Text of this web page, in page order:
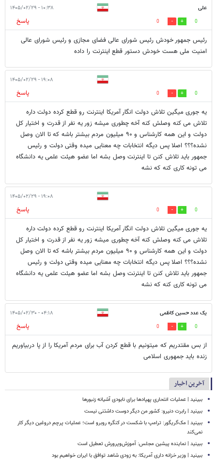
علی ۱۰:۳۸ - ۱۴۰۵/۰۲/۲۹
0
0
پاسخ
رئیس جمهور خودش رئیس شورای عالی فضای مجازی و رئیس شورای عالی
امنیت ملی هست خودش دستور قطع اینترنت را داده
۱۹:۰۸ - ۱۴۰۵/۰۲/۲۹
0
0
پاسخ
یه جوری میگین تلاش دولت انگار آمریکا اینترنت رو قطع کرده دولت داره
تلاش می کنه وصلش کنه آخه چطوری میشه زور یه نفر از قدرت و اختیار کل
دولت و این همه کارشناس و ۹۰ میلیون مردم بیشتر باشه که تا الان وصل
نشده؟؟؟ اصلا پس دیگه انتخابات چه معنایی میده وقتی دولت و رئیس
جمهور باید تلاش کنن تا اینترنت وصل بشه اما عضو هیئت علمی یه دانشگاه
می تونه کاری کنه که نشه
۱۹:۰۸ - ۱۴۰۵/۰۲/۲۹
0
0
پاسخ
یه جوری میگین تلاش دولت انگار آمریکا اینترنت رو قطع کرده دولت داره
تلاش می کنه وصلش کنه آخه چطوری میشه زور یه نفر از قدرت و اختیار کل
دولت و این همه کارشناس و ۹۰ میلیون مردم بیشتر باشه که تا الان وصل
نشده؟؟؟ اصلا پس دیگه انتخابات چه معنایی میده وقتی دولت و رئیس
جمهور باید تلاش کنن تا اینترنت وصل بشه اما عضو هیئت علمی یه دانشگاه
می تونه کاری کنه که نشه
یک عدد حسین کاظمی ۰۴:۱۸ - ۱۴۰۵/۰۲/۳۰
0
0
پاسخ
از بس مقتدریم که میتونیم با قطع کردن آب برای مردم آمریکا را از پا دربیاوریم
زنده باید جمهوری اسلامی
آخرین اخبار
ببینید | عملیات انتحاری پهپادها برای نابودی آشیانه زنبورها
ببینید | رابرت دنیرو: کشور من دیگر دوست داشتنی نیست
ببینید | مک‌گریگور: ترامپ با شکست در کنگره روبرو است؛ عملیات پرچم دروغین دیگر کار
نمی‌کند
ببینید | نماینده پیشین مجلس: آموزش‌وپرورش تعطیل است
ببینید | وزیر خزانه داری آمریکا: به زودی شاهد توافق با ایران خواهیم بود